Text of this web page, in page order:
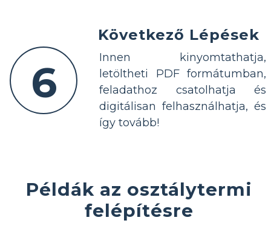
6
Következő Lépések
Innen kinyomtathatja,
letöltheti PDF formátumban,
feladathoz csatolhatja és
digitálisan felhasználhatja, és
így tovább!
Példák az osztálytermi
felépítésre